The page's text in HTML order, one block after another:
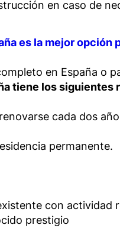
en caso de
es la mejor
en España o
tiene los siguientes
cada dos
permanente.
con actividad
prestigio